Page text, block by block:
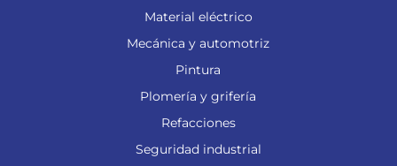
Material eléctrico
Mecánica y automotriz
Pintura
Plomería y grifería
Refacciones
Seguridad industrial